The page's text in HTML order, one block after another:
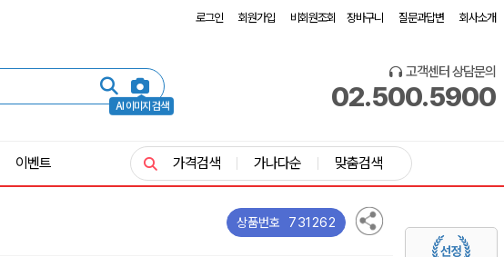
로그인 회원가입 비회원조회 장바구니 질문과답변 회사소개
AI 이미지 검색
고객센터 상담문의
02.500.5900
이벤트 가격검색 가나다순 맞춤검색
상품번호 731262